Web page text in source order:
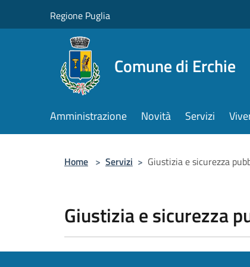
Regione Puglia
Comune di Erchie
Amministrazione Novità Servizi
Home > Servizi > Giustizia e sicurezza
Giustizia e sicurezza